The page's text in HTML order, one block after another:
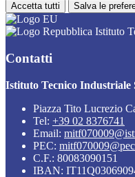
Accetta tutti Salva le
Istituto
Contatti
Istituto Tecnico Industriale
Piazza Tito Lucrezio
Tel: +39 02 8376741
Email:
PEC:
C.F.: 80083090151
IBAN: